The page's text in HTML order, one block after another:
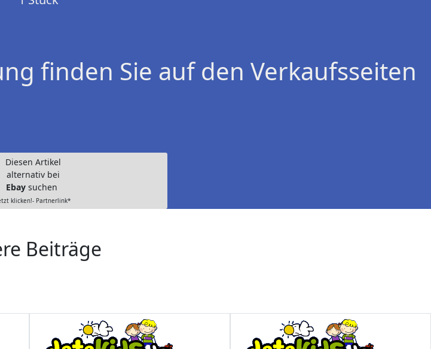
finden Sie auf den Verkaufsseiten
Diesen Artikel
alternativ bei
Ebay suchen
klicken!- Partnerlink*
Beiträge